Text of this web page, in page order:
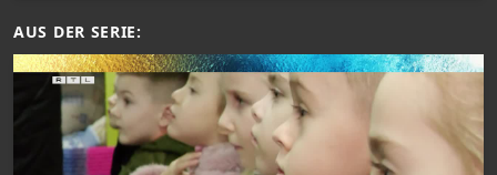
AUS DER SERIE: